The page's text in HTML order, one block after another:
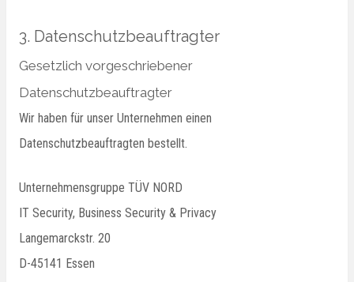
3. Datenschutzbeauftragter
Gesetzlich vorgeschriebener
Datenschutzbeauftragter
Wir haben für unser Unternehmen einen
Datenschutzbeauftragten bestellt.
Unternehmensgruppe TÜV NORD
IT Security, Business Security & Privacy
Langemarckstr. 20
D-45141 Essen